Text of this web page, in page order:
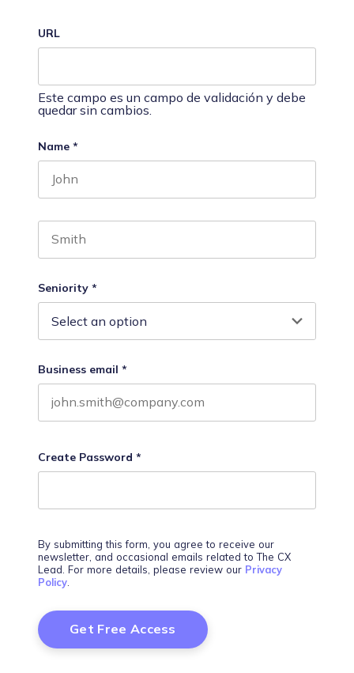
URL
Este campo es un campo de validación y debe
quedar sin cambios.
Name *
Seniority *
Business email *
Create Password *
By submitting this form, you agree to receive our
newsletter, and occasional emails related to The CX
Lead. For more details, please review our Privacy
Policy.